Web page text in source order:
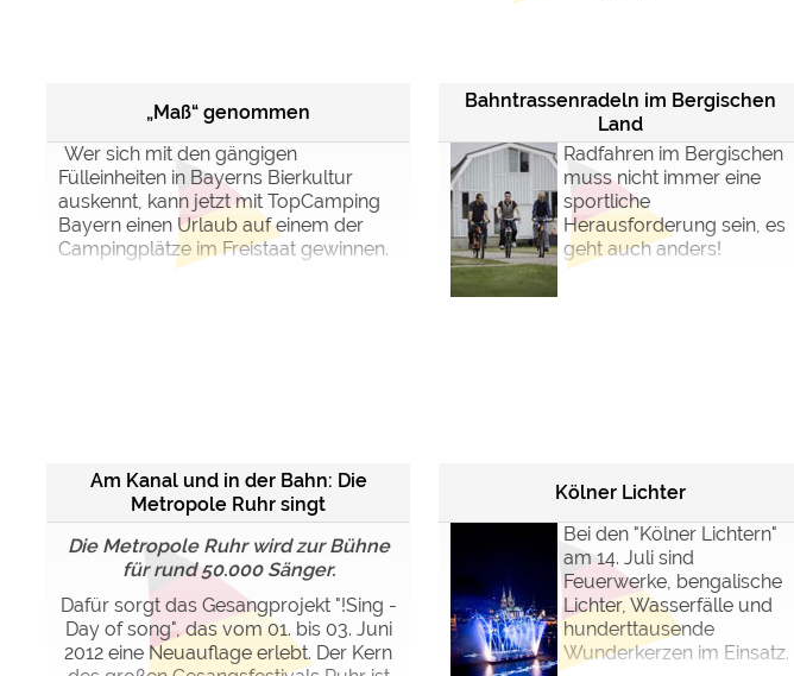
„Maß“ genommen
Wer sich mit den gängigen
Fülleinheiten in Bayerns Bierkultur
auskennt, kann jetzt mit TopCamping
Bayern einen Urlaub auf einem der
Campingplätze im Freistaat gewinnen.
Bahntrassenradeln im Bergischen
Land
Radfahren im Bergischen
muss nicht immer eine
sportliche
Herausforderung sein, es
geht auch anders!
Am Kanal und in der Bahn: Die
Metropole Ruhr singt
Die Metropole Ruhr wird zur Bühne
für rund 50.000 Sänger.
Dafür sorgt das Gesangprojekt "!Sing -
Day of song", das vom 01. bis 03. Juni
2012 eine Neuauflage erlebt. Der Kern
Kölner Lichter
Bei den "Kölner Lichtern"
am 14. Juli sind
Feuerwerke, bengalische
Lichter, Wasserfälle und
hunderttausende
Wunderkerzen im Einsatz.